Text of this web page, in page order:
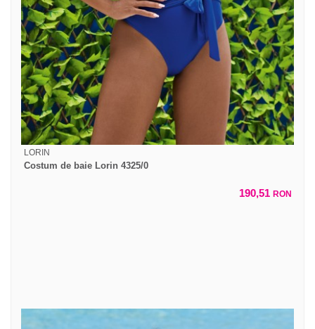
LORIN
Costum de baie Lorin 4325/0
190,51 RON